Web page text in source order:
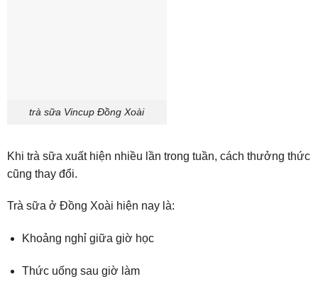
trà sữa Vincup Đồng Xoài
Khi trà sữa xuất hiện nhiều lần trong tuần, cách thưởng thức
cũng thay đổi.
Trà sữa ở Đồng Xoài hiện nay là:
Khoảng nghỉ giữa giờ học
Thức uống sau giờ làm